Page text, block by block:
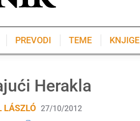
PREVODI TEME KNJIGE
Herakla
LÁSZLÓ 27/10/2012